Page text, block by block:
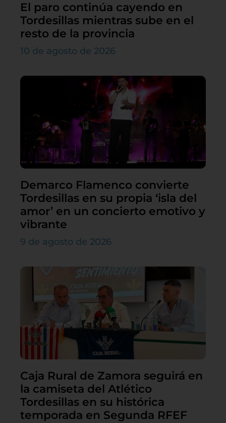
El paro continúa cayendo en
Tordesillas mientras sube en el
resto de la provincia
10 de agosto de 2026
Demarco Flamenco convierte
Tordesillas en su propia ‘isla del
amor’ en un concierto emotivo y
vibrante
9 de agosto de 2026
Caja Rural de Zamora seguirá en
la camiseta del Atlético
Tordesillas en su histórica
temporada en Segunda RFEF